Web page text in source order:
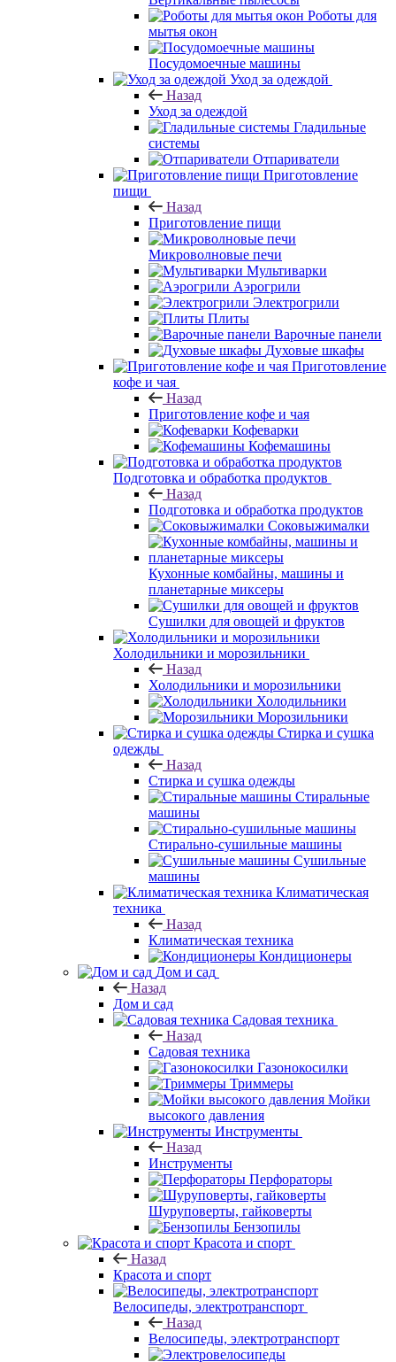
Роботы для
мытья окон
Посудомоечные машины
Уход за одеждой
Назад
Уход за одеждой
Гладильные
системы
Отпариватели
Приготовление
пищи
Назад
Приготовление пищи
Микроволновые печи
Мультиварки
Аэрогрили
Электрогрили
Плиты
Варочные панели
Духовые шкафы
Приготовление
кофе и чая
Назад
Приготовление кофе и чая
Кофеварки
Кофемашины
Подготовка и обработка продуктов
Назад
Подготовка и обработка продуктов
Соковыжималки
Кухонные комбайны, машины и
планетарные миксеры
Сушилки для овощей и фруктов
Холодильники и морозильники
Назад
Холодильники и морозильники
Холодильники
Морозильники
Стирка и сушка
одежды
Назад
Стирка и сушка одежды
Стиральные
машины
Стирально-сушильные машины
Сушильные
машины
Климатическая
техника
Назад
Климатическая техника
Кондиционеры
Дом и сад
Назад
Дом и сад
Садовая техника
Назад
Садовая техника
Газонокосилки
Триммеры
Мойки
высокого давления
Инструменты
Назад
Инструменты
Перфораторы
Шуруповерты, гайковерты
Бензопилы
Красота и спорт
Назад
Красота и спорт
Велосипеды, электротранспорт
Назад
Велосипеды, электротранспорт